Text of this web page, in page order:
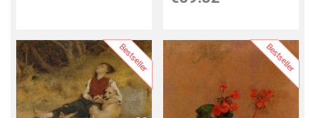
Bestseller Bestseller